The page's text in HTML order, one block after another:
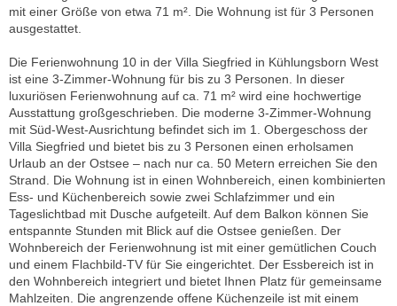
mit einer Größe von etwa 71 m². Die Wohnung ist für 3 Personen
ausgestattet.
Die Ferienwohnung 10 in der Villa Siegfried in Kühlungsborn West
ist eine 3-Zimmer-Wohnung für bis zu 3 Personen. In dieser
luxuriösen Ferienwohnung auf ca. 71 m² wird eine hochwertige
Ausstattung großgeschrieben. Die moderne 3-Zimmer-Wohnung
mit Süd-West-Ausrichtung befindet sich im 1. Obergeschoss der
Villa Siegfried und bietet bis zu 3 Personen einen erholsamen
Urlaub an der Ostsee – nach nur ca. 50 Metern erreichen Sie den
Strand. Die Wohnung ist in einen Wohnbereich, einen kombinierten
Ess- und Küchenbereich sowie zwei Schlafzimmer und ein
Tageslichtbad mit Dusche aufgeteilt. Auf dem Balkon können Sie
entspannte Stunden mit Blick auf die Ostsee genießen. Der
Wohnbereich der Ferienwohnung ist mit einer gemütlichen Couch
und einem Flachbild-TV für Sie eingerichtet. Der Essbereich ist in
den Wohnbereich integriert und bietet Ihnen Platz für gemeinsame
Mahlzeiten. Die angrenzende offene Küchenzeile ist mit einem